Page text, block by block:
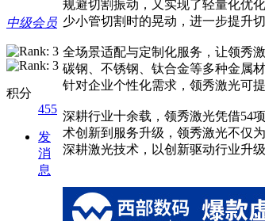
中级会员
积分
455
发
消
息
规避切割振动，又实现了轻量化优
少小管切割时的晃动，进一步提升
全场景适配与定制化服务，让领秀
碳钢、不锈钢、钛合金等多种金属
针对企业个性化需求，领秀激光可
深耕行业十余载，领秀激光凭借54
术创新到服务升级，领秀激光不仅
深耕激光技术，以创新驱动行业升